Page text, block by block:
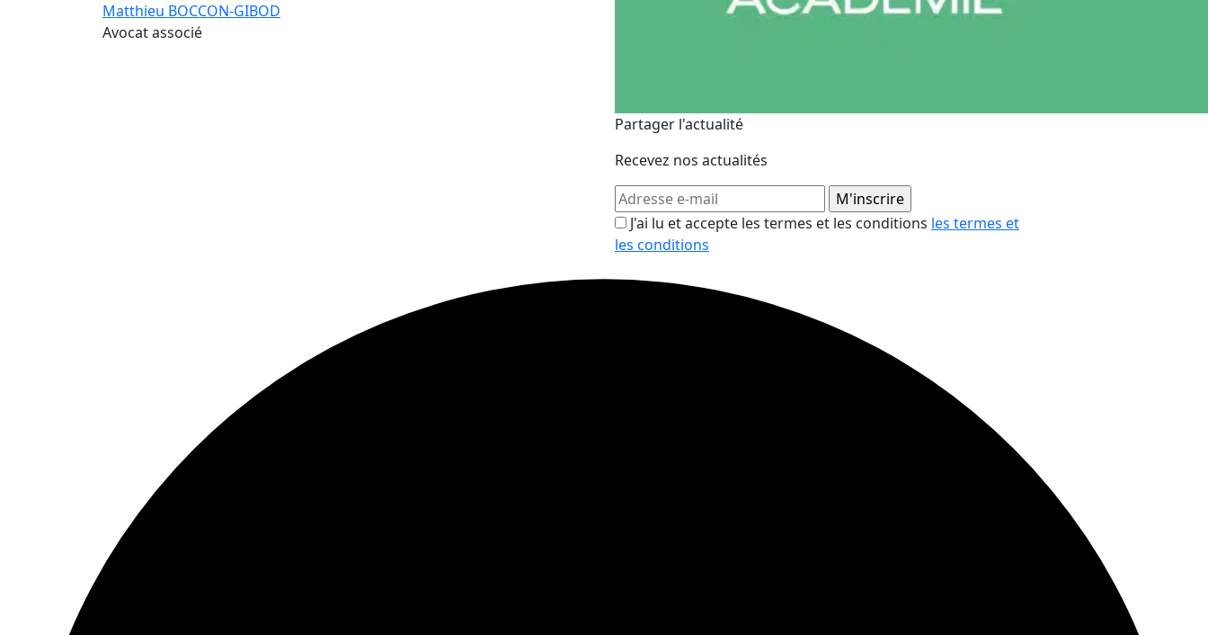
Matthieu BOCCON-GIBOD
Avocat associé
Partager l'actualité
Recevez nos actualités
J'ai lu et accepte les termes et les conditions les termes et
les conditions